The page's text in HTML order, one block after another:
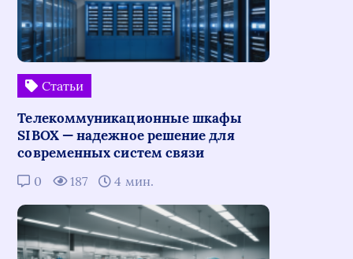
Статьи
Телекоммуникационные шкафы
SIBOX — надежное решение для
современных систем связи
0 187 4 мин.